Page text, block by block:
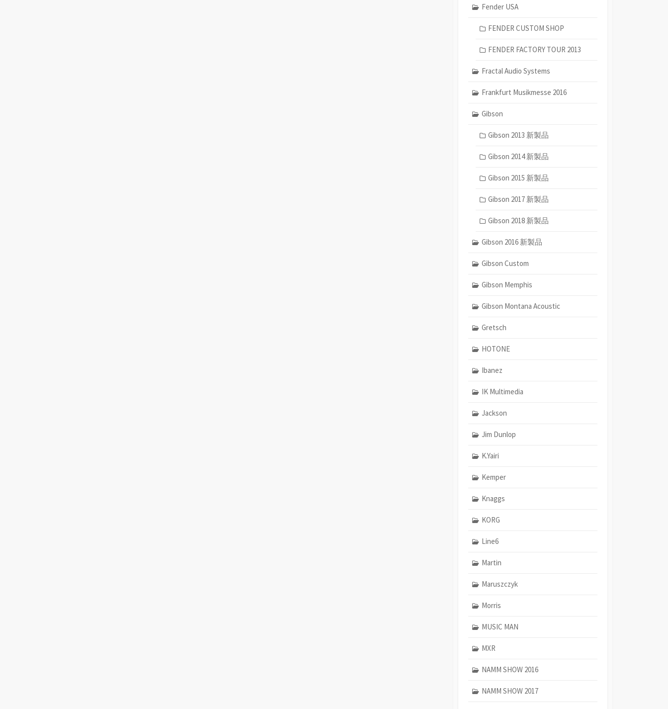
Fender USA
FENDER CUSTOM SHOP
FENDER FACTORY TOUR 2013
Fractal Audio Systems
Frankfurt Musikmesse 2016
Gibson
Gibson 2013 新製品
Gibson 2014 新製品
Gibson 2015 新製品
Gibson 2017 新製品
Gibson 2018 新製品
Gibson 2016 新製品
Gibson Custom
Gibson Memphis
Gibson Montana Acoustic
Gretsch
HOTONE
Ibanez
IK Multimedia
Jackson
Jim Dunlop
K.Yairi
Kemper
Knaggs
KORG
Line6
Martin
Maruszczyk
Morris
MUSIC MAN
MXR
NAMM SHOW 2016
NAMM SHOW 2017